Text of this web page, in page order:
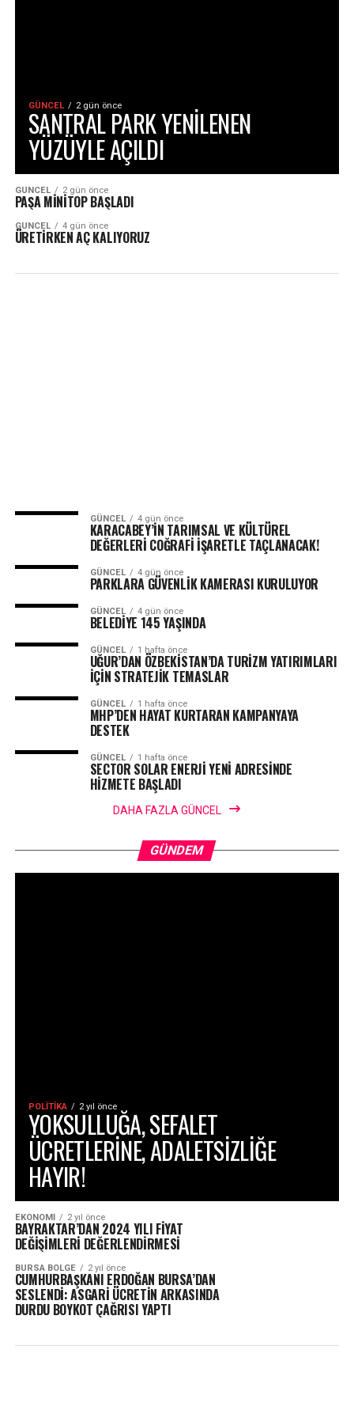
GÜNCEL 2 gün önce
SANTRAL PARK YENİLENEN
YÜZÜYLE AÇILDI
GÜNCEL 2 gün önce
PAŞA MİNİTOP BAŞLADI
GÜNCEL 4 gün önce
ÜRETİRKEN AÇ KALIYORUZ
GÜNCEL 4 gün önce
KARACABEY’İN TARIMSAL VE KÜLTÜREL
DEĞERLERİ COĞRAFİ İŞARETLE TAÇLANACAK!
GÜNCEL 4 gün önce
PARKLARA GÜVENLİK KAMERASI KURULUYOR
GÜNCEL 4 gün önce
BELEDİYE 145 YAŞINDA
GÜNCEL 1 hafta önce
UĞUR’DAN ÖZBEKİSTAN’DA TURİZM YATIRIMLARI
İÇİN STRATEJİK TEMASLAR
GÜNCEL 1 hafta önce
MHP’DEN HAYAT KURTARAN KAMPANYAYA
DESTEK
GÜNCEL 1 hafta önce
SECTOR SOLAR ENERJİ YENİ ADRESİNDE
HİZMETE BAŞLADI
DAHA FAZLA GÜNCEL
GÜNDEM
POLITIKA 2 yıl önce
YOKSULLUĞA, SEFALET
ÜCRETLERİNE, ADALETSİZLİĞE
HAYIR!
EKONOMI 2 yıl önce
BAYRAKTAR’DAN 2024 YILI FİYAT
DEĞİŞİMLERİ DEĞERLENDİRMESİ
BURSA BÖLGE 2 yıl önce
CUMHURBAŞKANI ERDOĞAN BURSA’DAN
SESLENDİ: ASGARİ ÜCRETİN ARKASINDA
DURDU BOYKOT ÇAĞRISI YAPTI